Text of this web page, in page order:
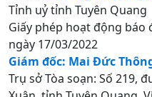
Tỉnh uỷ tỉnh Tuyên Quang
Giấy phép hoạt động báo
ngày 17/03/2022
Giám đốc: Mai Đức
Trụ sở Tòa soạn: Số 219,